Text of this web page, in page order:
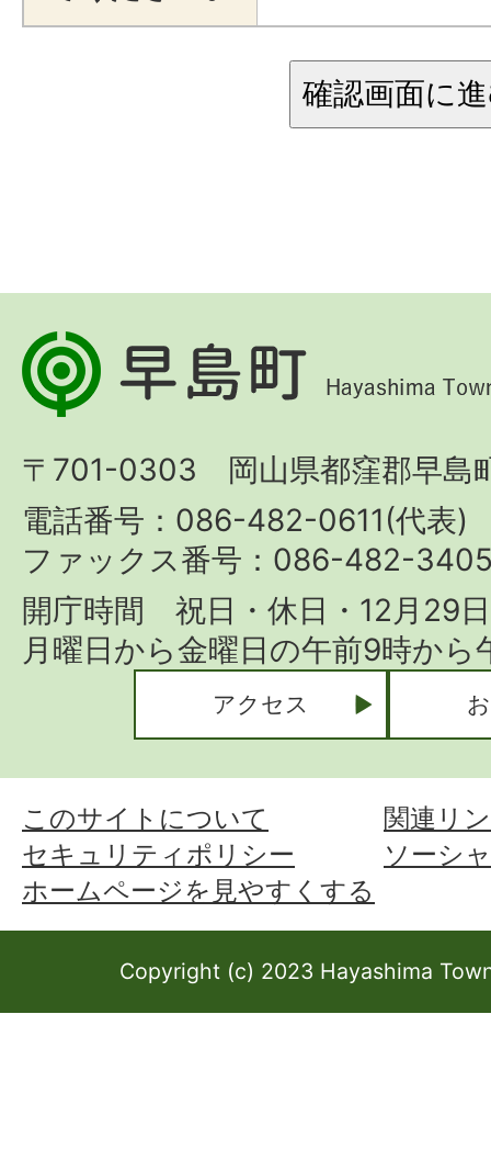
早
島
Hayashima
Town
〒701-0303 岡山県都窪郡早島
電話番号：086-482-0611(代表)
ファックス番号：086-482-
開庁時間 祝日・休日・12月29
月曜日から金曜日の午前9時か
アクセス
このサイトについて
関連リ
セキュリティポリシー
ソーシ
ホームページを見やすくする
Copyright (c) 2023 Hayashima